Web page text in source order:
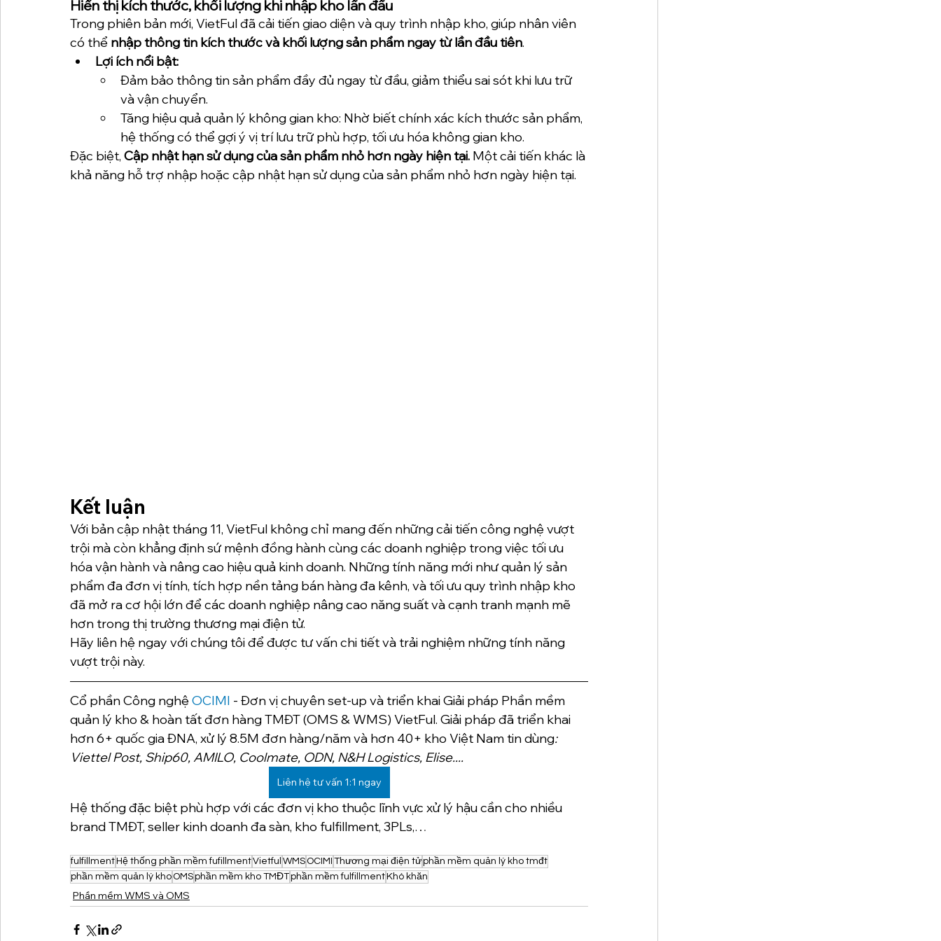
Hiển thị kích thước, khối lượng khi nhập kho lần đầu
Trong phiên bản mới, VietFul đã cải tiến giao diện và quy trình nhập kho, giúp nhân viên
có thể nhập thông tin kích thước và khối lượng sản phẩm ngay từ lần đầu tiên.
Lợi ích nổi bật:
Đảm bảo thông tin sản phẩm đầy đủ ngay từ đầu, giảm thiểu sai sót khi lưu trữ
và vận chuyển.
Tăng hiệu quả quản lý không gian kho: Nhờ biết chính xác kích thước sản phẩm,
hệ thống có thể gợi ý vị trí lưu trữ phù hợp, tối ưu hóa không gian kho.
Đặc biệt, Cập nhật hạn sử dụng của sản phẩm nhỏ hơn ngày hiện tại. Một cải tiến khác là
khả năng hỗ trợ nhập hoặc cập nhật hạn sử dụng của sản phẩm nhỏ hơn ngày hiện tại.
Kết luận
Với bản cập nhật tháng 11, VietFul không chỉ mang đến những cải tiến công nghệ vượt
trội mà còn khẳng định sứ mệnh đồng hành cùng các doanh nghiệp trong việc tối ưu
hóa vận hành và nâng cao hiệu quả kinh doanh. Những tính năng mới như quản lý sản
phẩm đa đơn vị tính, tích hợp nền tảng bán hàng đa kênh, và tối ưu quy trình nhập kho
đã mở ra cơ hội lớn để các doanh nghiệp nâng cao năng suất và cạnh tranh mạnh mẽ
hơn trong thị trường thương mại điện tử.
Hãy liên hệ ngay với chúng tôi để được tư vấn chi tiết và trải nghiệm những tính năng
vượt trội này.
Cổ phần Công nghệ OCIMI - Đơn vị chuyên set-up và triển khai Giải pháp Phần mềm
quản lý kho & hoàn tất đơn hàng TMĐT (OMS & WMS) VietFul. Giải pháp đã triển khai
hơn 6+ quốc gia ĐNA, xử lý 8.5M đơn hàng/năm và hơn 40+ kho Việt Nam tin dùng:
Viettel Post, Ship60, AMILO, Coolmate, ODN, N&H Logistics, Elise....
Liên hệ tư vấn 1:1 ngay
Hệ thống đặc biệt phù hợp với các đơn vị kho thuộc lĩnh vực xử lý hậu cần cho nhiều
brand TMĐT, seller kinh doanh đa sàn, kho fulfillment, 3PLs,…
fulfillmentHệ thống phần mềm fufillmentVietful WMS OCIMI Thương mại điện tửphần mềm quản lý kho tmđt
phần mềm quản lý kho OMSphần mềm kho TMĐTphần mềm fulfillmentKhó khăn
Phần mềm WMS và OMS